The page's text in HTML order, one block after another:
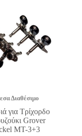
Διαθέσιμο
για Τρίχορδο
Grover
ΜΤ-3+3